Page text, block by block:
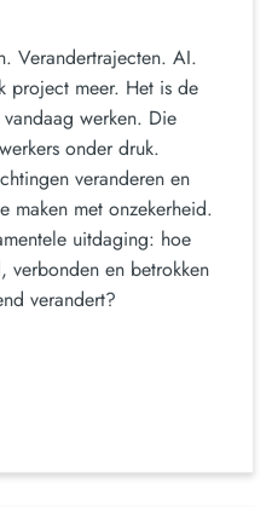
Verandertrajecten. AI.
project meer. Het is de
werken. Die
onder druk.
veranderen en
maken met onzekerheid.
uitdaging: hoe
verbonden en betrokken
verandert?